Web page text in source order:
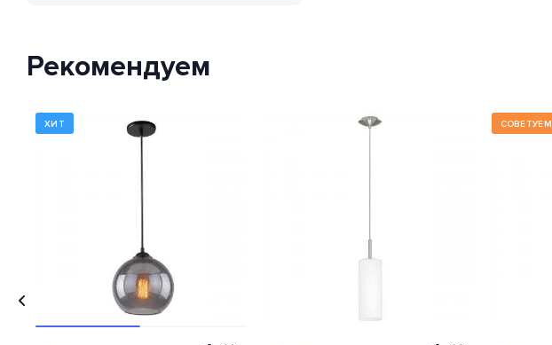
защиты внешней оболочки
устройства от попадания внутрь
Рекомендуем
ХИТ СОВЕТУЕМ